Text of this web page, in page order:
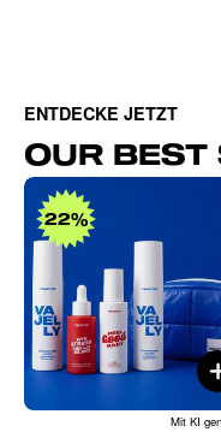
ENTDECKE JETZT
OUR BEST
Bundle
22%
Mit KI